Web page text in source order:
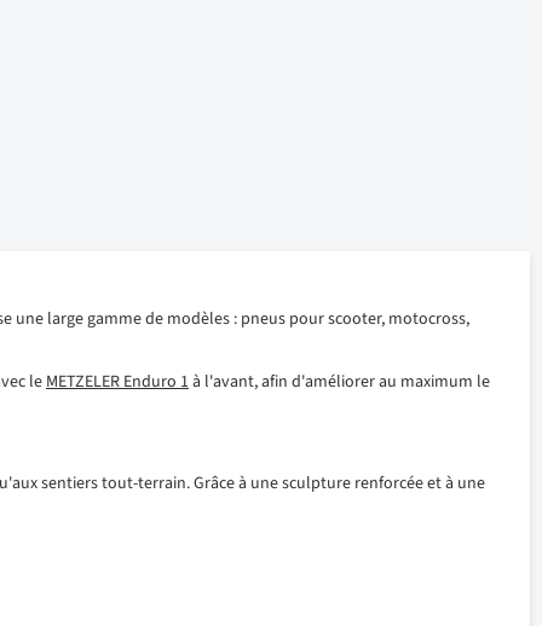
une large gamme de modèles : pneus pour scooter, motocross,
leMETZELER Enduro 1à l'avant, afin d'améliorer au maximum le
sentiers tout-terrain. Grâce à une sculpture renforcée et à une